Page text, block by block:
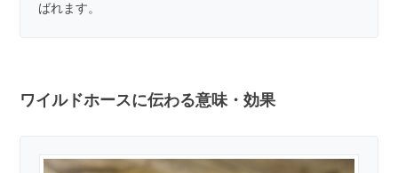
ばれます。
ワイルドホースに伝わる意味・効果